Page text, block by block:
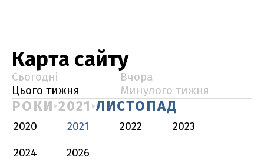
Карта сайту
Сьогодні
Вчора
Цього тижня
Минулого тижня
РОКИ 2021 ЛИСТОПАД
2020 2021 2022
2023
2024
2026